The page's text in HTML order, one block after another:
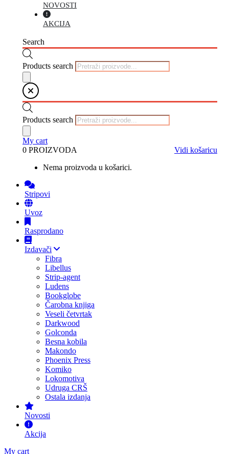
NOVOSTI
AKCIJA
Search
Products search
Products search
My cart
0 PROIZVODA
Vidi košaricu
Nema proizvoda u košarici.
Stripovi
Uvoz
Rasprodano
Izdavači
Fibra
Libellus
Strip-agent
Ludens
Bookglobe
Čarobna knjiga
Veseli četvrtak
Darkwood
Golconda
Besna kobila
Makondo
Phoenix Press
Komiko
Lokomotiva
Udruga CRŠ
Ostala izdanja
Novosti
Akcija
My cart